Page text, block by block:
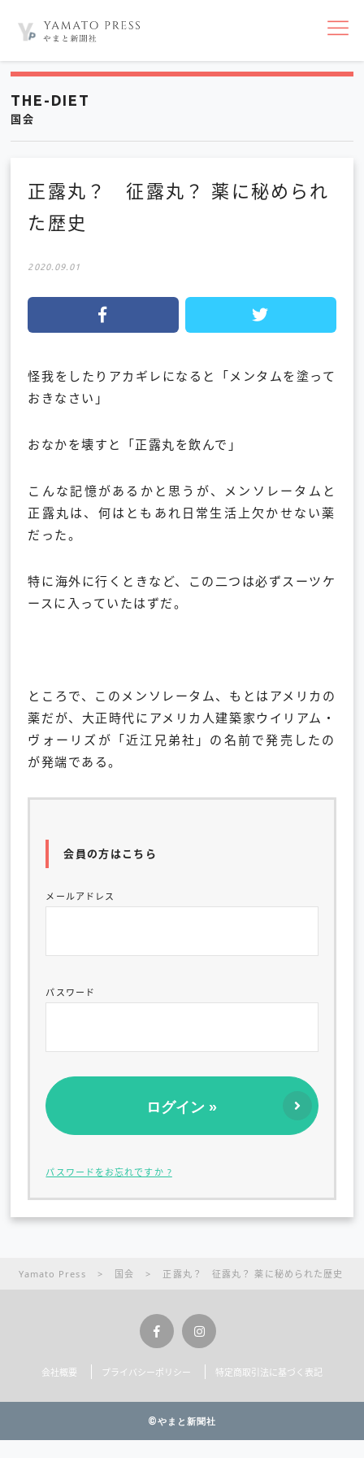
nav
THE-DIET
国会
正露丸？ 征露丸？ 薬に秘められ
た歴史
2020.09.01
怪我をしたりアカギレになると「メンタムを塗って
おきなさい」
おなかを壊すと「正露丸を飲んで」
こんな記憶があるかと思うが、メンソレータムと
正露丸は、 何はともあれ日常生活上欠かせない薬
だった。
特に海外に行くときなど、この二つは必ずスーツケ
ースに入ってい たはずだ。
ところで、このメンソレータム、もとはアメリカの
薬だが、 大正時代にアメリカ人建築家ウイリアム・
ヴォーリズが「近江兄弟社」の名前で発売したの
が発端である。
会員の方はこちら
メールアドレス
パスワード
パスワードをお忘れですか ?
Yamato Press > 国会 > 正露丸？ 征露丸？ 薬に秘められた歴史
会社概要 プライバシーポリシー 特定商取引法に基づく表記
©やまと新聞社